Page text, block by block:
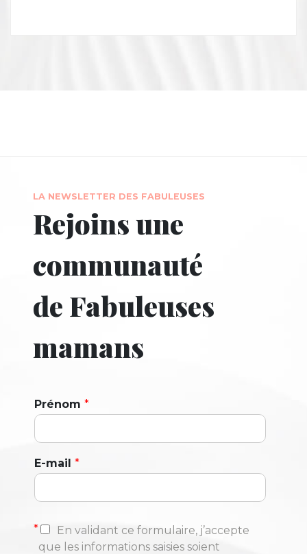
LA NEWSLETTER DES FABULEUSES
Rejoins une
communauté
de Fabuleuses
mamans
Prénom *
E-mail *
*
En validant ce formulaire, j’accepte
que les informations saisies soient